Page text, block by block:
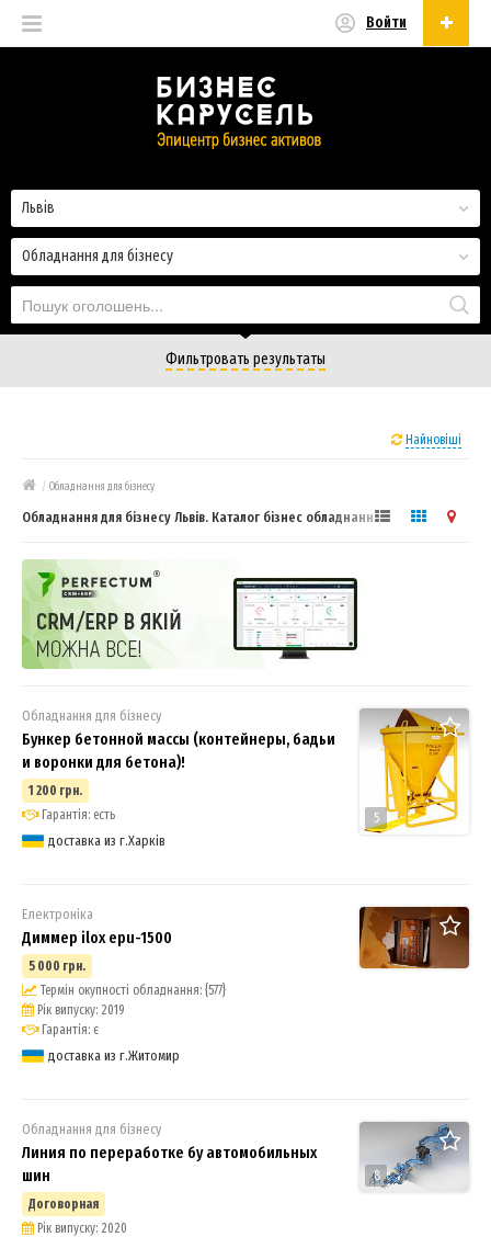
Войти
Обладнання для бізнесу
Львів
Фильтровать результаты
Найновіші
/ Обладнання для бізнесу
Обладнання для бізнесу Львів. Каталог бізнес обладнання
5
Обладнання для бізнесу
Бункер бетонной массы (контейнеры, бадьи
и воронки для бетона)!
1 200 грн.
Гарантія: есть
доставка из г.Харків
Електроніка
Диммер ilox epu-1500
5 000 грн.
Термін окупності обладнання: {577}
Рік випуску: 2019
Гарантія: є
доставка из г.Житомир
8
Обладнання для бізнесу
Линия по переработке бу автомобильных
шин
Договорная
Рік випуску: 2020